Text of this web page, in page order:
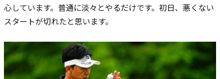
心しています。 普通に淡々とやるだけです。初日、悪くない
スタートが切れたと思います。